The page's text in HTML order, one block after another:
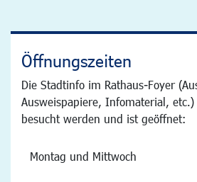
Öffnungszeiten
Die Stadtinfo im Rathaus-Foyer
Ausweispapiere, Infomaterial,
besucht werden und ist geöffnet:
Montag und Mittwoch